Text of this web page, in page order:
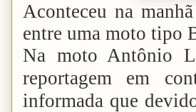
Aconteceu na
entre uma moto tipo
Na moto Antônio
reportagem em
informada que